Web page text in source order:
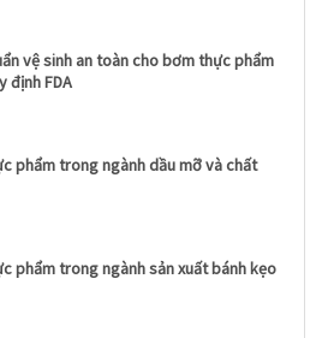
vệ sinh an toàn cho bơm thực phẩm
định FDA
phẩm trong ngành dầu mỡ và chất
phẩm trong ngành sản xuất bánh kẹo